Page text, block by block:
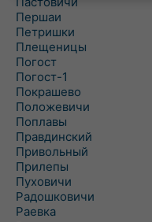
Першаи
Петришки
Плещеницы
Погост
Погост-1
Покрашево
Положевичи
Поплавы
Правдинский
Привольный
Прилепы
Пуховичи
Радошковичи
Раевка